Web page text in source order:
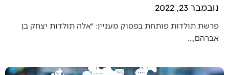
נובמבר 23, 2022
פרשת תולדות פותחת בפסוק מעניין: ״אלה תולדות יצחק בן
אברהם,…